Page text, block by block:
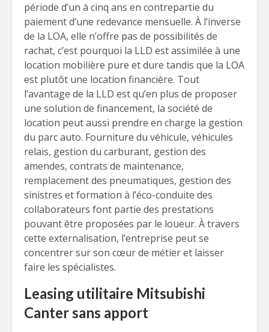
période d’un à cinq ans en contrepartie du
paiement d’une redevance mensuelle. À l’inverse
de la LOA, elle n’offre pas de possibilités de
rachat, c’est pourquoi la LLD est assimilée à une
location mobilière pure et dure tandis que la LOA
est plutôt une location financière. Tout
l’avantage de la LLD est qu’en plus de proposer
une solution de financement, la société de
location peut aussi prendre en charge la gestion
du parc auto. Fourniture du véhicule, véhicules
relais, gestion du carburant, gestion des
amendes, contrats de maintenance,
remplacement des pneumatiques, gestion des
sinistres et formation à l’éco-conduite des
collaborateurs font partie des prestations
pouvant être proposées par le loueur. À travers
cette externalisation, l’entreprise peut se
concentrer sur son cœur de métier et laisser
faire les spécialistes.
Leasing utilitaire Mitsubishi
Canter sans apport